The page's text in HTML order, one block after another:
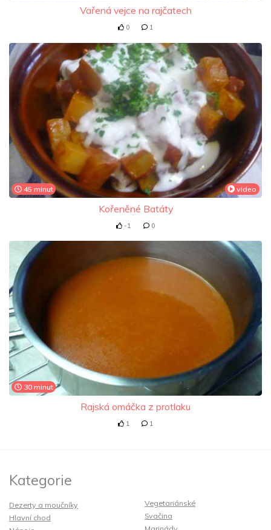
Vařená vejce na rajčatech
0 1
45 minut video
Kořeněné Batáty
-1 0
30 minut
Rajská omáčka z protlaku
1 1
Kategorie
Dezerty a moučníky
Hlavní chod
Vegetariánské
Svačina